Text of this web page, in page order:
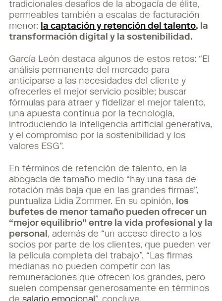
tradicionales desafíos de la abogacía de élite,
permeables también a escalas de facturación
menor: la captación y retención del talento, la
transformación digital y la sostenibilidad.
García León destaca algunos de estos retos: “El
análisis permanente del mercado para
anticiparse a las necesidades del cliente y
ofrecerles el mejor servicio posible; buscar
fórmulas para atraer y fidelizar el mejor talento,
una apuesta continua por la tecnología,
introduciendo la inteligencia artificial generativa,
y el compromiso por la sostenibilidad y los
valores ESG”.
En términos de retención de talento, en la
abogacía de tamaño medio “hay una tasa de
rotación más baja que en las grandes firmas”,
puntualiza Lidia Zommer. En su opinión, los
bufetes de menor tamaño pueden ofrecer un
“mejor equilibrio” entre la vida profesional y la
personal, además de “un acceso directo a los
socios por parte de los clientes, que pueden ver
la película completa del trabajo”. “Las firmas
medianas no pueden competir con las
remuneraciones que ofrecen los grandes, pero
suelen compensar generosamente en términos